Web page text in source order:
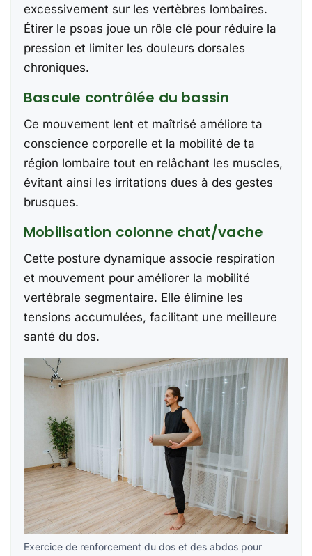
excessivement sur les vertèbres lombaires.
Étirer le psoas joue un rôle clé pour réduire la
pression et limiter les douleurs dorsales
chroniques.
Bascule contrôlée du bassin
Ce mouvement lent et maîtrisé améliore ta
conscience corporelle et la mobilité de ta
région lombaire tout en relâchant les muscles,
évitant ainsi les irritations dues à des gestes
brusques.
Mobilisation colonne chat/vache
Cette posture dynamique associe respiration
et mouvement pour améliorer la mobilité
vertébrale segmentaire. Elle élimine les
tensions accumulées, facilitant une meilleure
santé du dos.
Exercice de renforcement du dos et des abdos pour